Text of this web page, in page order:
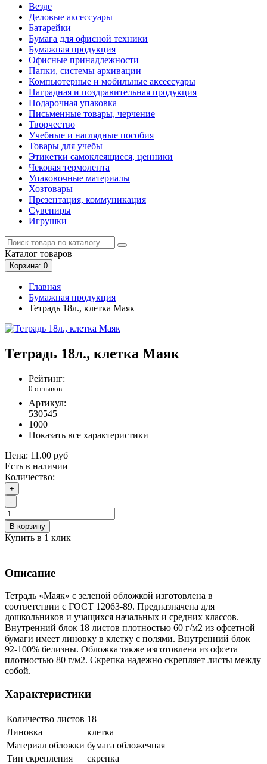
Везде
Деловые аксессуары
Батарейки
Бумага для офисной техники
Бумажная продукция
Офисные принадлежности
Папки, системы архивации
Компьютерные и мобильные аксессуары
Наградная и поздравительная продукция
Подарочная упаковка
Письменные товары, черчение
Творчество
Учебные и наглядные пособия
Товары для учебы
Этикетки самоклеящиеся, ценники
Чековая термолента
Упаковочные материалы
Хозтовары
Презентация, коммуникация
Сувениры
Игрушки
Каталог товаров
Корзина: 0
Главная
Бумажная продукция
Тетрадь 18л., клетка Маяк
Тетрадь 18л., клетка Маяк
Рейтинг:
0 отзывов
Артикул:
530545
1000
Показать все характеристики
Цена: 11.00 руб
Есть в наличии
Количество:
+
-
В корзину
Купить в 1 клик
Описание
Тетрадь «Маяк» с зеленой обложкой изготовлена в
соответствии с ГОСТ 12063-89. Предназначена для
дошкольников и учащихся начальных и средних классов.
Внутренний блок 18 листов плотностью 60 г/м2 из офсетной
бумаги имеет линовку в клетку с полями. Внутренний блок
92-100% белизны. Обложка также изготовлена из офсета
плотностью 80 г/м2. Скрепка надежно скрепляет листы между
собой.
Характеристики
Количество листов 18
Линовка
клетка
Материал обложки бумага обложечная
Тип скрепления
скрепка